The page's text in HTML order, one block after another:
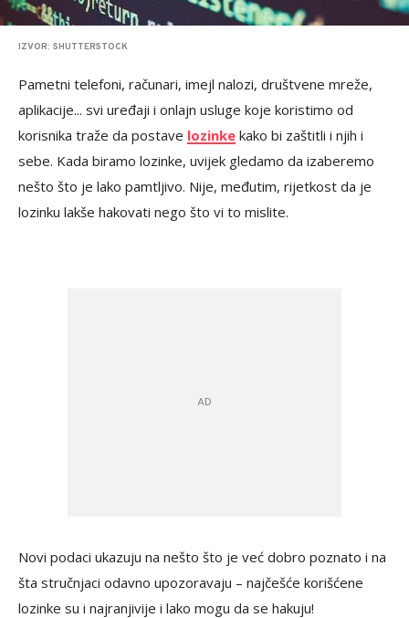
IZVOR: SHUTTERSTOCK
Pametni telefoni, računari, imejl nalozi, društvene mreže,
aplikacije... svi uređaji i onlajn usluge koje koristimo od
korisnika traže da postave lozinke kako bi zaštitli i njih i
sebe. Kada biramo lozinke, uvijek gledamo da izaberemo
nešto što je lako pamtljivo. Nije, međutim, rijetkost da je
lozinku lakše hakovati nego što vi to mislite.
Novi podaci ukazuju na nešto što je već dobro poznato i na
šta stručnjaci odavno upozoravaju – najčešće korišćene
lozinke su i najranjivije i lako mogu da se hakuju!